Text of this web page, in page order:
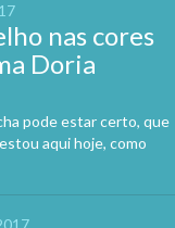
nas cores
Doria
pode estar certo, que
aqui hoje, como